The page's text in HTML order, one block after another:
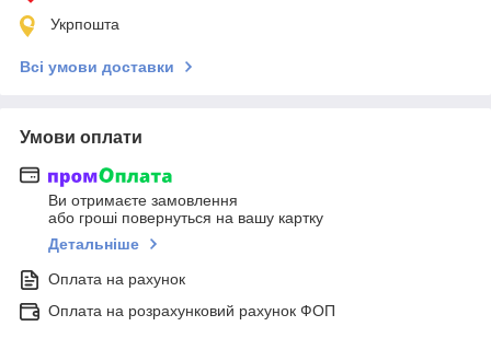
Укрпошта
Всі умови доставки
Умови оплати
Ви отримаєте замовлення
або гроші повернуться на вашу картку
Детальніше
Оплата на рахунок
Оплата на розрахунковий рахунок ФОП